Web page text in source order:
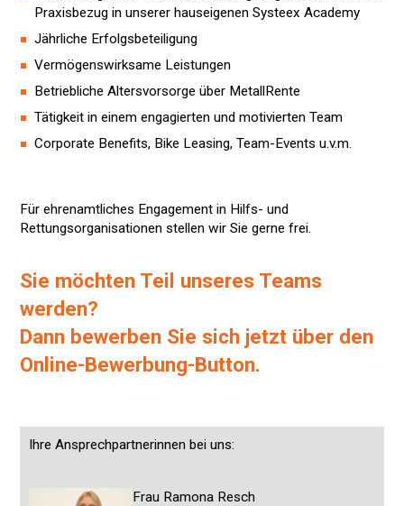
Praxisbezug in unserer hauseigenen Systeex Academy
Jährliche Erfolgsbeteiligung
Vermögenswirksame Leistungen
Betriebliche Altersvorsorge über MetallRente
Tätigkeit in einem engagierten und motivierten Team
Corporate Benefits, Bike Leasing, Team-Events u.v.m.
Für ehrenamtliches Engagement in Hilfs- und
Rettungsorganisationen stellen wir Sie gerne frei.
Sie möchten Teil unseres Teams
werden?
Dann bewerben Sie sich jetzt über den
Online-Bewerbung-Button.
Ihre Ansprechpartnerinnen bei uns:
Frau Ramona Resch